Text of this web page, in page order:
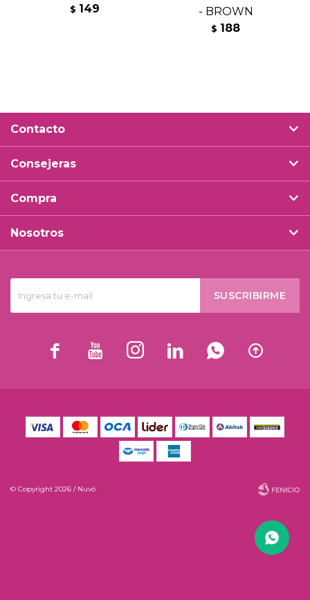
$ 149
- BROWN
$ 188
SUSCRIBIRME
     
Contacto
Consejeras
Compra
Nosotros
© Copyright 2026 / Nuvó